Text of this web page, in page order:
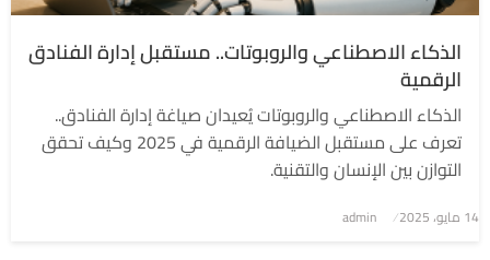
الذكاء الاصطناعي والروبوتات.. مستقبل إدارة الفنادق
الرقمية
الذكاء الاصطناعي والروبوتات يُعيدان صياغة إدارة الفنادق..
تعرف على مستقبل الضيافة الرقمية في 2025 وكيف تحقق
التوازن بين الإنسان والتقنية.
نُشر
14 مايو، 2025 admin